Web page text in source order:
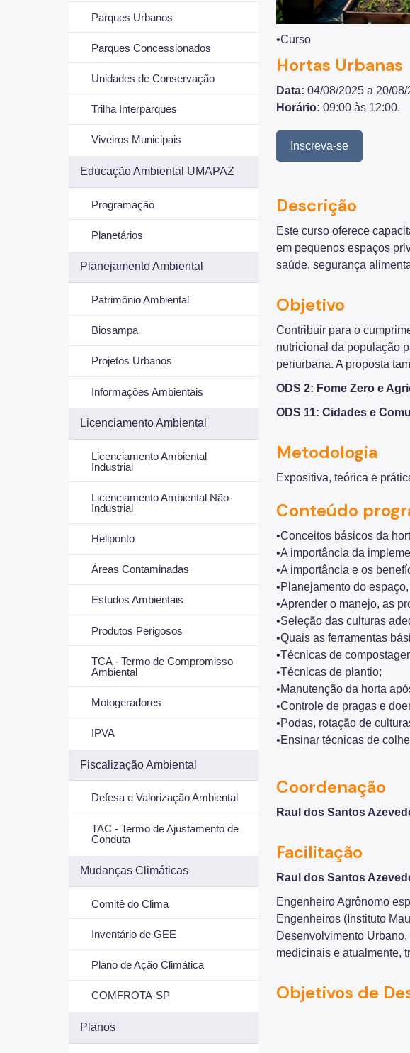
Parques Urbanos
Parques Concessionados
Unidades de Conservação
Trilha Interparques
Viveiros Municipais
Educação Ambiental UMAPAZ
Programação
Planetários
Planejamento Ambiental
Patrimônio Ambiental
Biosampa
Projetos Urbanos
Informações Ambientais
Licenciamento Ambiental
Licenciamento Ambiental
Industrial
Licenciamento Ambiental Não-
Industrial
Heliponto
Áreas Contaminadas
Estudos Ambientais
Produtos Perigosos
TCA - Termo de Compromisso
Ambiental
Motogeradores
IPVA
Fiscalização Ambiental
Defesa e Valorização Ambiental
TAC - Termo de Ajustamento de
Conduta
Mudanças Climáticas
Comitê do Clima
Inventário de GEE
Plano de Ação Climática
COMFROTA-SP
Planos
•Curso
Hortas Urbanas
Data: 04/08/2025 a 20/
Horário: 09:00 às 12:00.
Inscreva-se
Descrição
Este curso oferece
em pequenos espaços
saúde, segurança
Objetivo
Contribuir para o
nutricional da população
periurbana. A proposta
ODS 2: Fome Zero e
ODS 11: Cidades e
Metodologia
Expositiva, teórica e
Conteúdo
•Conceitos básicos da
•A importância da
•A importância e os
•Planejamento do
•Aprender o manejo, as
•Seleção das culturas
•Quais as ferramentas
•Técnicas de
•Técnicas de plantio;
•Manutenção da horta
•Controle de pragas e
•Podas, rotação de
•Ensinar técnicas de
Coordenação
Raul dos Santos
Facilitação
Raul dos Santos
Engenheiro Agrônomo
Engenheiros (Instituto
Desenvolvimento
medicinais e atualmente,
Objetivos de